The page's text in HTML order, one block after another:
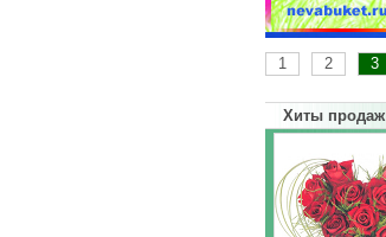
1 2 3
Хиты продаж